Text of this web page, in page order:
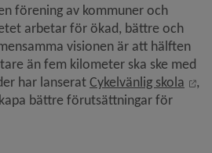
förening av kommuner och
arbetar för ökad, bättre och
visionen är att hälften
än fem kilometer ska ske med
har lanserat Cykelvänlig skola
,
bättre förutsättningar för
till annan webbplats, öppnas i